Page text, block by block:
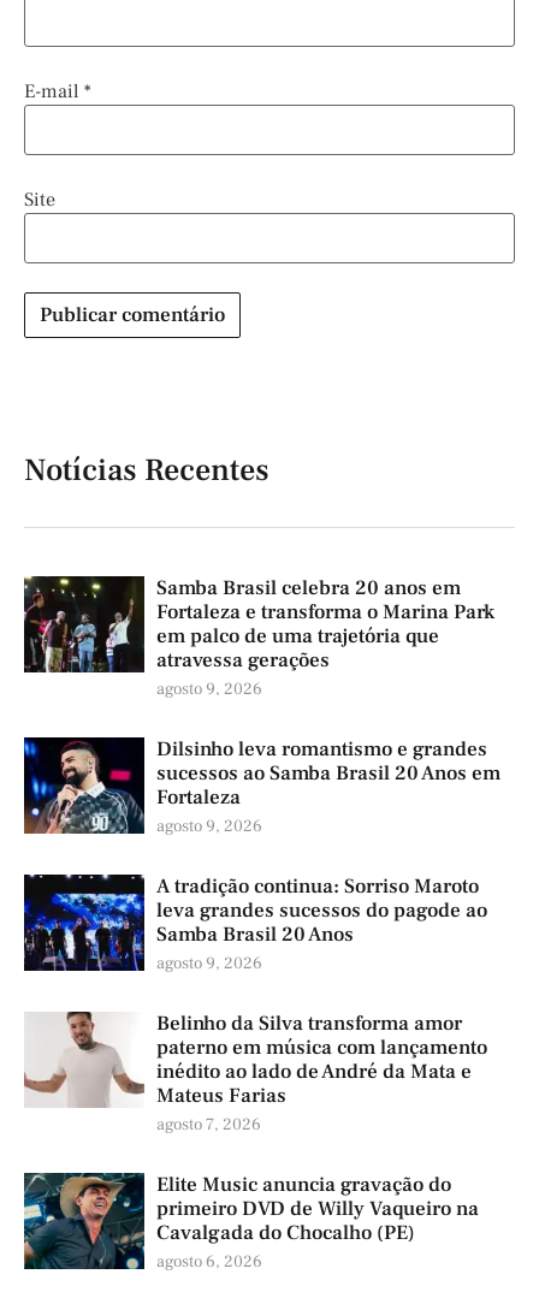
E-mail *
Site
Notícias Recentes
Samba Brasil celebra 20 anos em
Fortaleza e transforma o Marina Park
em palco de uma trajetória que
atravessa gerações
agosto 9, 2026
Dilsinho leva romantismo e grandes
sucessos ao Samba Brasil 20 Anos em
Fortaleza
agosto 9, 2026
A tradição continua: Sorriso Maroto
leva grandes sucessos do pagode ao
Samba Brasil 20 Anos
agosto 9, 2026
Belinho da Silva transforma amor
paterno em música com lançamento
inédito ao lado de André da Mata e
Mateus Farias
agosto 7, 2026
Elite Music anuncia gravação do
primeiro DVD de Willy Vaqueiro na
Cavalgada do Chocalho (PE)
agosto 6, 2026